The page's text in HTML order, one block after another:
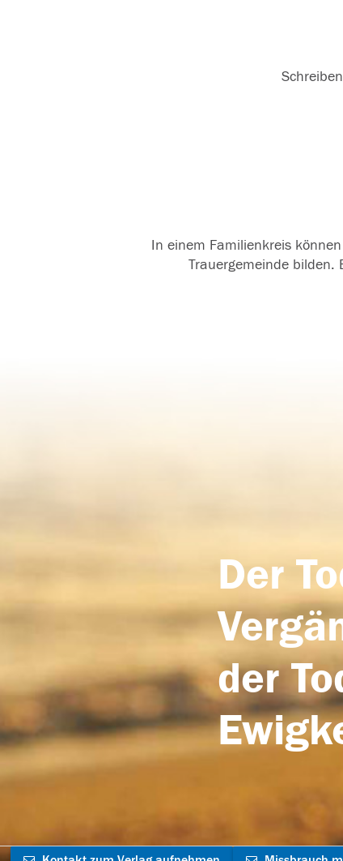
In einem Familienkreis
Trauergemeinde
Der
der